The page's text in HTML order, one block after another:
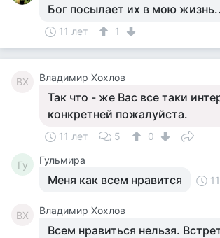
Бог посылает их в мою
11 лет 1
ВХ Владимир Хохлов
Так что - же Вас все таки
конкретней пожалуйста.
11 лет 5 0
Гу Гульмира
Меня как всем нравится
ВХ Владимир Хохлов
Всем нравиться нельзя.